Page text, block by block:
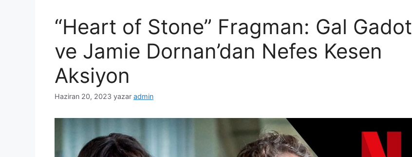
“Heart of Stone” Fragman: Gal Gadot
ve Jamie Dornan’dan Nefes Kesen
Aksiyon
Haziran 20, 2023 yazar admin